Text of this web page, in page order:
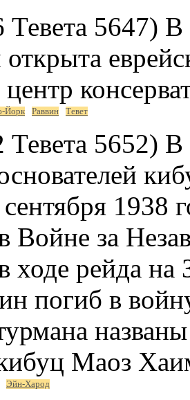
5647)
Йорк Раввин Тевет
5652)
сентября
Войне за
ходе рейда
погиб в
названы
Маоз
Эйн-Харод